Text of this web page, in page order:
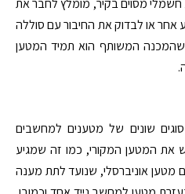
מסוים בקיר, מומלץ לחבר את
או לבדוק את החיבור עם סוללה
שהמכנה המשותף הוא תמיד המטען
שונים של מטענים למחשבים
את המטען המקורי, כמו זה שמגיע
אוניברסלי, שנועד לתת מענה